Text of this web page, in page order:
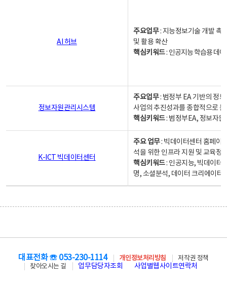
AI 허브
주요업무: 지능정보기술 개발 촉
및 활용 확산
핵심키워드: 인공지능 학습용 데
정보자원관리시스템
주요업무: 범정부 EA 기반의 정
사업의 추진성과를 종합적으로
핵심키워드: 범정부EA, 정보자
K-ICT 빅데이터센터
주요 업무: 빅데이터센터 홈페이
석을 위한 인프라 지원 및 교육정
핵심키워드: 인공지능, 빅데이터,
명, 소셜분석, 데이터 크리에이터
대표전화 ☏ 053-230-1114 개인정보처리방침
저작권 정책
찾아오시는 길
업무담당자조회 사업별웹사이트연락처